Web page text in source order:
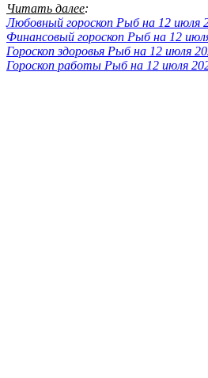
Читать далее:
Любовный гороскоп Рыб на 12 июля
Финансовый гороскоп Рыб на 12
Гороскоп здоровья Рыб на 12 июля
Гороскоп работы Рыб на 12 июля